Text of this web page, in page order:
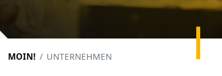
MOIN! UNTERNEHMEN